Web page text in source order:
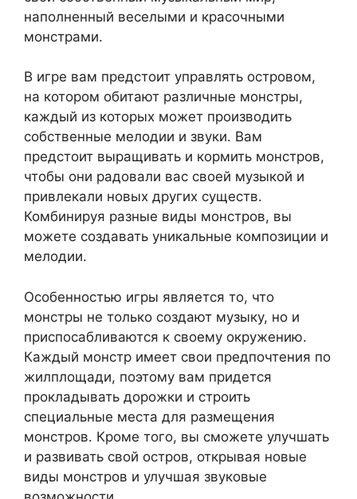
наполненный веселыми и красочными
монстрами.
В игре вам предстоит управлять островом,
на котором обитают различные монстры,
каждый из которых может производить
собственные мелодии и звуки. Вам
предстоит выращивать и кормить монстров,
чтобы они радовали вас своей музыкой и
привлекали новых других существ.
Комбинируя разные виды монстров, вы
можете создавать уникальные композиции и
мелодии.
Особенностью игры является то, что
монстры не только создают музыку, но и
приспосабливаются к своему окружению.
Каждый монстр имеет свои предпочтения по
жилплощади, поэтому вам придется
прокладывать дорожки и строить
специальные места для размещения
монстров. Кроме того, вы сможете улучшать
и развивать свой остров, открывая новые
виды монстров и улучшая звуковые